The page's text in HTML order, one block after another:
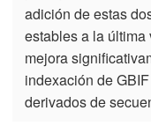
adición de estas
estables a la
mejora
indexación de
derivados de